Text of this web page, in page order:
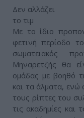
Δεν αλλάζει
το τιμ
Με το ίδιο
φετινή περίοδο
σωματειακός
Μηναρετζής θα
ομάδας με βοηθό
και τα άλματα, ενώ
τους ρίπτες του
τις ακαδημίες και